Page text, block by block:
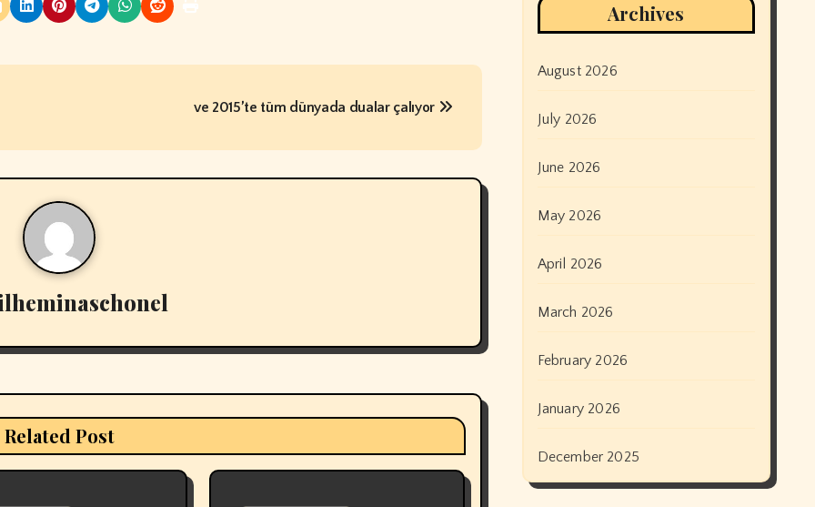
ve 2015’te tüm dünyada dualar çalıyor
Related Post
Archives
August 2026
July 2026
June 2026
May 2026
April 2026
March 2026
February 2026
January 2026
December 2025